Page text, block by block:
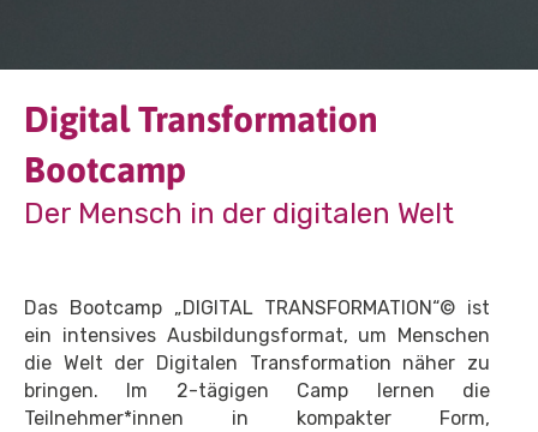
Digital Transformation
Bootcamp
Der Mensch in der digitalen Welt
Das Bootcamp „DIGITAL TRANSFORMATION“© ist
ein intensives Ausbildungsformat, um Menschen
die Welt der Digitalen Transformation näher zu
bringen. Im 2-tägigen Camp lernen die
Teilnehmer*innen in kompakter Form,